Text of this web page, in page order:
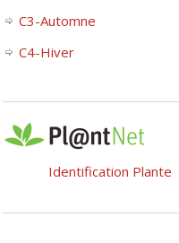
C3-Automne
C4-Hiver
Identification Plante